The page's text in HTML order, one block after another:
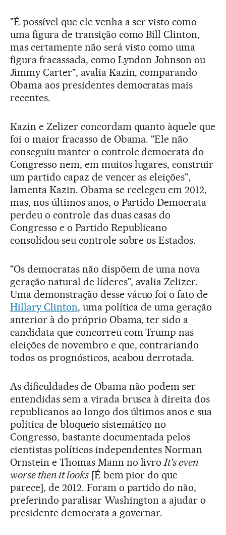
"É possível que ele venha a ser visto como
uma figura de transição como Bill Clinton,
mas certamente não será visto como uma
figura fracassada, como Lyndon Johnson ou
Jimmy Carter", avalia Kazin, comparando
Obama aos presidentes democratas mais
recentes.
Kazin e Zelizer concordam quanto àquele que
foi o maior fracasso de Obama. "Ele não
conseguiu manter o controle democrata do
Congresso nem, em muitos lugares, construir
um partido capaz de vencer as eleições",
lamenta Kazin. Obama se reelegeu em 2012,
mas, nos últimos anos, o Partido Democrata
perdeu o controle das duas casas do
Congresso e o Partido Republicano
consolidou seu controle sobre os Estados.
"Os democratas não dispõem de uma nova
geração natural de líderes", avalia Zelizer.
Uma demonstração desse vácuo foi o fato de
Hillary Clinton, uma política de uma geração
anterior à do próprio Obama, ter sido a
candidata que concorreu com Trump nas
eleições de novembro e que, contrariando
todos os prognósticos, acabou derrotada.
As dificuldades de Obama não podem ser
entendidas sem a virada brusca à direita dos
republicanos ao longo dos últimos anos e sua
política de bloqueio sistemático no
Congresso, bastante documentada pelos
cientistas políticos independentes Norman
Ornstein e Thomas Mann no livroIt's even
worse then it looks[É bem pior do que
parece], de 2012. Foram o partido do não,
preferindo paralisar Washington a ajudar o
presidente democrata a governar.